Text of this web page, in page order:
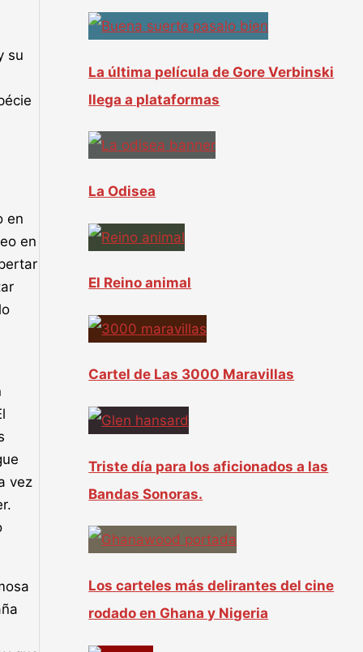
su
en
en
vez
:
La última película de Gore Verbinski
llega a plataformas
La Odisea
El Reino animal
Cartel de Las 3000 Maravillas
Triste día para los aficionados a las
Bandas Sonoras.
Los carteles más delirantes del cine
rodado en Ghana y Nigeria